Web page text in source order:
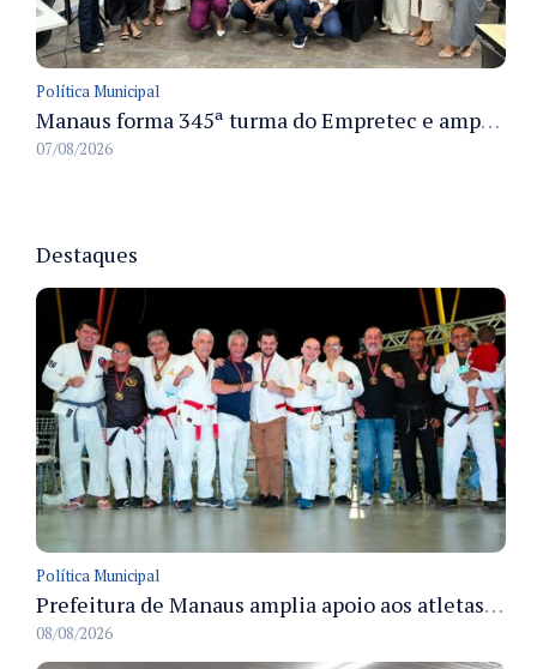
Política Municipal
Manaus forma 345ª turma do Empretec e amplia qualificação de empreendedores na cidade
07/08/2026
Destaques
Política Municipal
Prefeitura de Manaus amplia apoio aos atletas de 100 para 150 beneficiados a partir do próximo ano
08/08/2026